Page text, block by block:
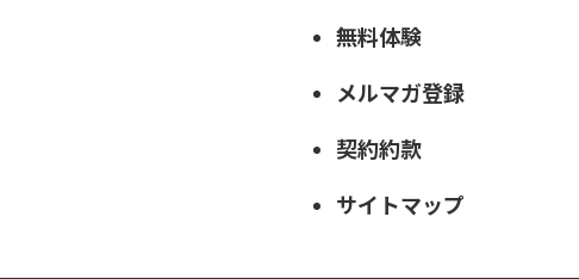
無料体験
メルマガ登録
契約約款
サイトマップ